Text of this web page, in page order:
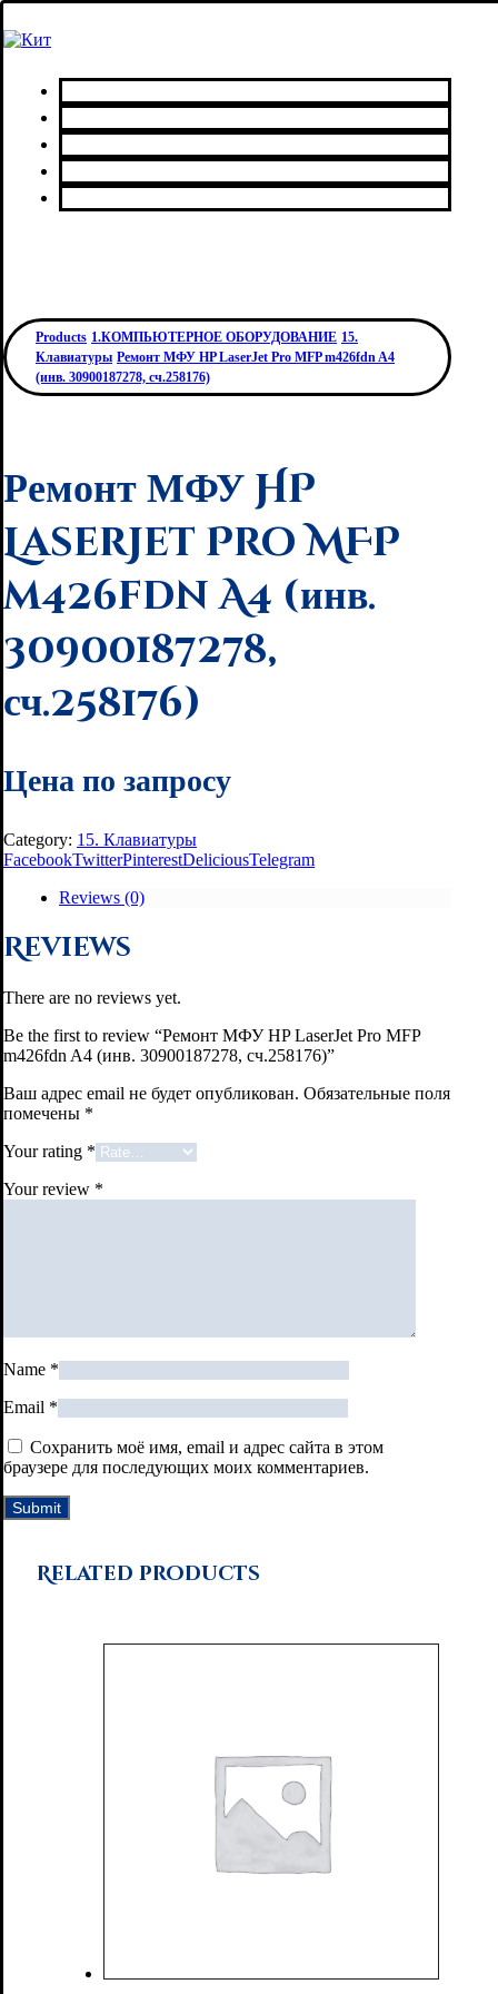
Products 1.КОМПЬЮТЕРНОЕ ОБОРУДОВАНИЕ 15.
Клавиатуры Ремонт МФУ HP LaserJet Pro MFP m426fdn A4
(инв. 30900187278, сч.258176)
Ремонт МФУ HP
LaserJet Pro MFP
m426fdn A4 (инв.
30900187278,
сч.258176)
Цена по запросу
Category: 15. Клавиатуры
FacebookTwitterPinterestDeliciousTelegram
Reviews (0)
Reviews
There are no reviews yet.
Be the first to review “Ремонт МФУ HP LaserJet Pro MFP
m426fdn A4 (инв. 30900187278, сч.258176)”
Ваш адрес email не будет опубликован. Обязательные поля
помечены *
Your rating *
Your review *
Name *
Email *
Сохранить моё имя, email и адрес сайта в этом
браузере для последующих моих комментариев.
Related products